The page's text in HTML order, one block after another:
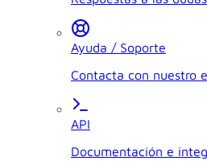
Ayuda / Soporte
Contacta con nuestro
API
Documentación e